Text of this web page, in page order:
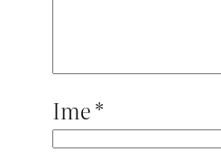
Ime*